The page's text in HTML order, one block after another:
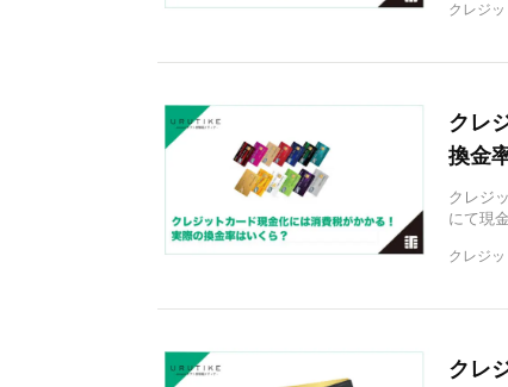
クレジ
クレ
換金
クレジ
にて現
クレジ
クレ